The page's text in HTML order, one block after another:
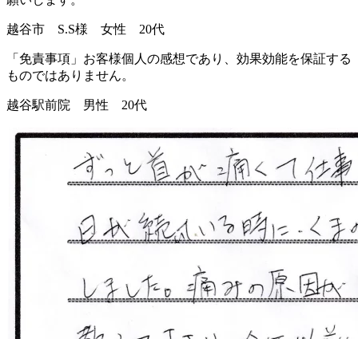
越谷市 S.S様 女性 20代
「免責事項」お客様個人の感想であり、効果効能を保証する
ものではありません。
越谷駅前院 男性 20代